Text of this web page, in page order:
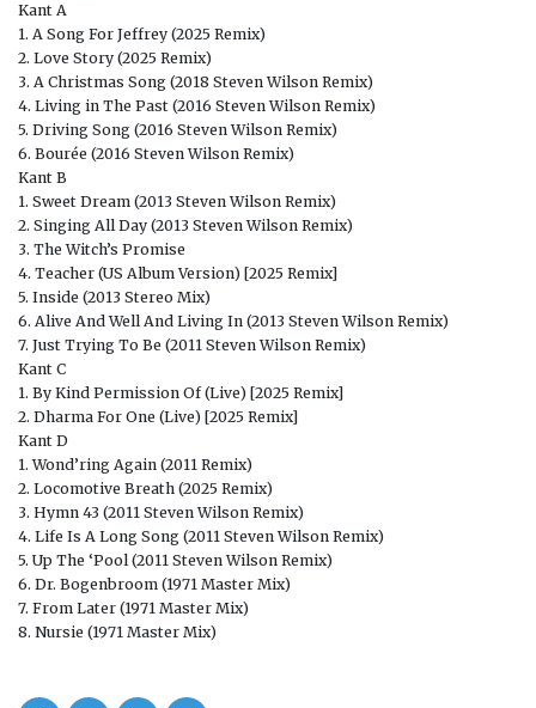
Kant A
1. A Song For Jeffrey (2025 Remix)
2. Love Story (2025 Remix)
3. A Christmas Song (2018 Steven Wilson Remix)
4. Living in The Past (2016 Steven Wilson Remix)
5. Driving Song (2016 Steven Wilson Remix)
6. Bourée (2016 Steven Wilson Remix)
Kant B
1. Sweet Dream (2013 Steven Wilson Remix)
2. Singing All Day (2013 Steven Wilson Remix)
3. The Witch’s Promise
4. Teacher (US Album Version) [2025 Remix]
5. Inside (2013 Stereo Mix)
6. Alive And Well And Living In (2013 Steven Wilson Remix)
7. Just Trying To Be (2011 Steven Wilson Remix)
Kant C
1. By Kind Permission Of (Live) [2025 Remix]
2. Dharma For One (Live) [2025 Remix]
Kant D
1. Wond’ring Again (2011 Remix)
2. Locomotive Breath (2025 Remix)
3. Hymn 43 (2011 Steven Wilson Remix)
4. Life Is A Long Song (2011 Steven Wilson Remix)
5. Up The ‘Pool (2011 Steven Wilson Remix)
6. Dr. Bogenbroom (1971 Master Mix)
7. From Later (1971 Master Mix)
8. Nursie (1971 Master Mix)